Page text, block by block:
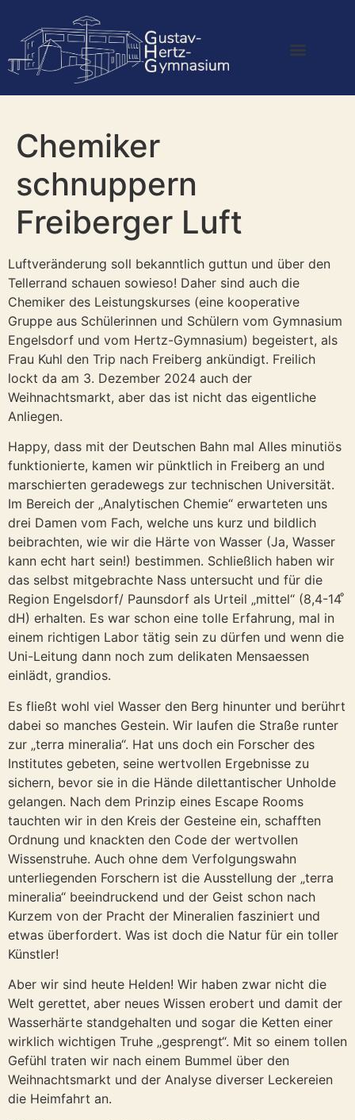
Chemiker
schnuppern
Freiberger Luft
Luftveränderung soll bekanntlich guttun und über den
Tellerrand schauen sowieso! Daher sind auch die
Chemiker des Leistungskurses (eine kooperative
Gruppe aus Schülerinnen und Schülern vom Gymnasium
Engelsdorf und vom Hertz-Gymnasium) begeistert, als
Frau Kuhl den Trip nach Freiberg ankündigt. Freilich
lockt da am 3. Dezember 2024 auch der
Weihnachtsmarkt, aber das ist nicht das eigentliche
Anliegen.
Happy, dass mit der Deutschen Bahn mal Alles minutiös
funktionierte, kamen wir pünktlich in Freiberg an und
marschierten geradewegs zur technischen Universität.
Im Bereich der „Analytischen Chemie“ erwarteten uns
drei Damen vom Fach, welche uns kurz und bildlich
beibrachten, wie wir die Härte von Wasser (Ja, Wasser
kann echt hart sein!) bestimmen. Schließlich haben wir
das selbst mitgebrachte Nass untersucht und für die
Region Engelsdorf/ Paunsdorf als Urteil „mittel“ (8,4-14 ͦ
dH) erhalten. Es war schon eine tolle Erfahrung, mal in
einem richtigen Labor tätig sein zu dürfen und wenn die
Uni-Leitung dann noch zum delikaten Mensaessen
einlädt, grandios.
Es fließt wohl viel Wasser den Berg hinunter und berührt
dabei so manches Gestein. Wir laufen die Straße runter
zur „terra mineralia“. Hat uns doch ein Forscher des
Institutes gebeten, seine wertvollen Ergebnisse zu
sichern, bevor sie in die Hände dilettantischer Unholde
gelangen. Nach dem Prinzip eines Escape Rooms
tauchten wir in den Kreis der Gesteine ein, schafften
Ordnung und knackten den Code der wertvollen
Wissenstruhe. Auch ohne dem Verfolgungswahn
unterliegenden Forschern ist die Ausstellung der „terra
mineralia“ beeindruckend und der Geist schon nach
Kurzem von der Pracht der Mineralien fasziniert und
etwas überfordert. Was ist doch die Natur für ein toller
Künstler!
Aber wir sind heute Helden! Wir haben zwar nicht die
Welt gerettet, aber neues Wissen erobert und damit der
Wasserhärte standgehalten und sogar die Ketten einer
wirklich wichtigen Truhe „gesprengt“. Mit so einem tollen
Gefühl traten wir nach einem Bummel über den
Weihnachtsmarkt und der Analyse diverser Leckereien
die Heimfahrt an.